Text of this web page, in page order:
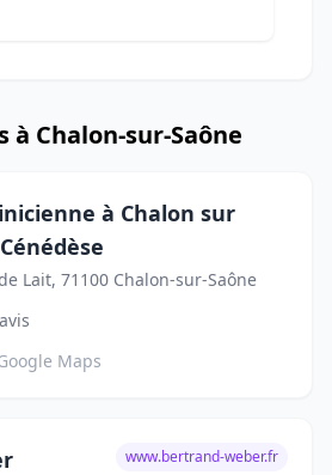
à Chalon-sur-Saône
à Chalon sur
Lait, 71100 Chalon-sur-Saône
Maps
www.bertrand-weber.fr